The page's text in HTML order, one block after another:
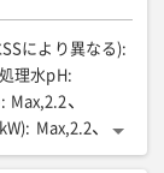
により異なる):
理水pH:
: Max,2.2
: Max,2.2